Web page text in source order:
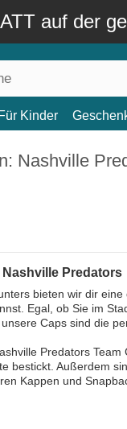
auf der
Für Kinder
Nashville
Nashville Predators
bieten wir dir
Egal, ob Sie im
Caps sind die
Predators
bestickt. Außerdem
Kappen und